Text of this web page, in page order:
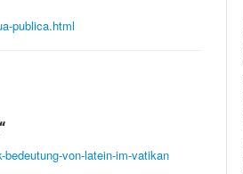
publica.html
von-latein-im-vatikan